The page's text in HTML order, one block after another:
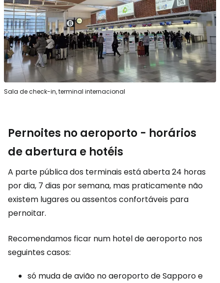
Sala de check-in, terminal internacional
Pernoites no aeroporto - horários
de abertura e hotéis
A parte pública dos terminais está aberta 24 horas
por dia, 7 dias por semana, mas praticamente não
existem lugares ou assentos confortáveis para
pernoitar.
Recomendamos ficar num hotel de aeroporto nos
seguintes casos:
só muda de avião no aeroporto de Sapporo e